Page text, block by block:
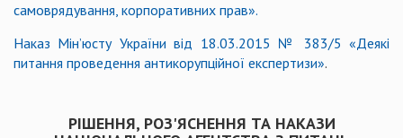
самоврядування, корпоративних прав».
Наказ Мін’юсту України від 18.03.2015 № 383/5 «Деякі
питання проведення антикорупційної експертизи».
РІШЕННЯ, РОЗ'ЯСНЕННЯ ТА НАКАЗИ